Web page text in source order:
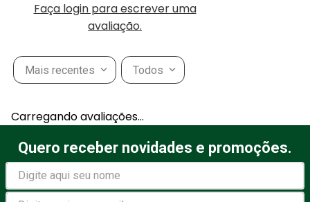
Faça login para escrever uma
avaliação.
Mais recentes Todos
Carregando avaliações…
Quero receber novidades e promoções.